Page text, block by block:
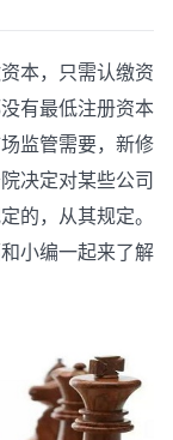
本，只需认缴资
有最低注册资本
监管需要，新修
决定对某些公司
的，从其规定。
小编一起来了解